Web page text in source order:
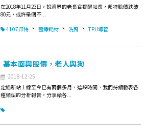
在2018年11月23日，投資界的老長官提醒站長，邦特股價跌破
80元，或許是個不...
4107邦特 、 醫療耗材 、 洗腎 、 TPU導管
基本面與股價，老人與狗
2018-12-25
定錨新站上線至今已有兩個多月，這段時間，我們持續發表各
種類型的分析報告，分享給各...